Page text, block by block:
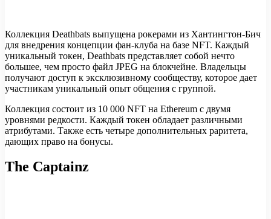
Коллекция Deathbats выпущена рокерами из Хантингтон-Бич
для внедрения концепции фан-клуба на базе NFT. Каждый
уникальный токен, Deathbats представляет собой нечто
большее, чем просто файл JPEG на блокчейне. Владельцы
получают доступ к эксклюзивному сообществу, которое дает
участникам уникальный опыт общения с группой.
Коллекция состоит из 10 000 NFT на Ethereum с двумя
уровнями редкости. Каждый токен обладает различными
атрибутами. Также есть четыре дополнительных раритета,
дающих право на бонусы.
The Captainz